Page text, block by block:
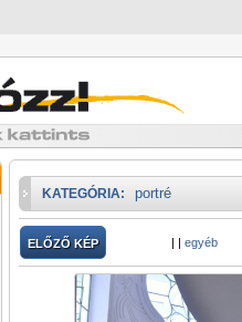
KATEGÓRIA: portré
ELŐZŐ KÉP | | egyéb